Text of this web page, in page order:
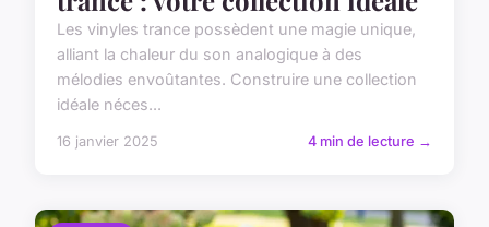
Les vinyles trance possèdent une magie unique,
alliant la chaleur du son analogique à des
mélodies envoûtantes. Construire une collection
idéale néces...
16 janvier 2025 4 min de lecture →